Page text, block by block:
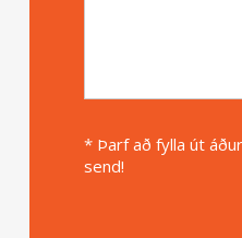
* Þarf að fylla út
send!